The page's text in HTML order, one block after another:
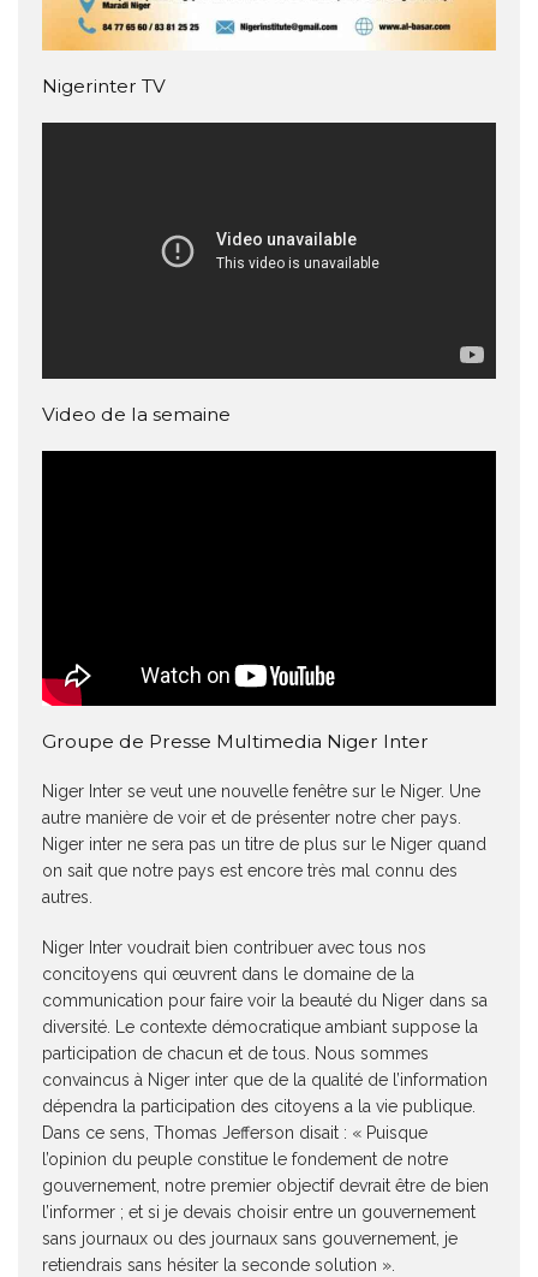
Nigerinter TV
Video de la semaine
Groupe de Presse Multimedia Niger Inter
Niger Inter se veut une nouvelle fenêtre sur le Niger. Une
autre manière de voir et de présenter notre cher pays.
Niger inter ne sera pas un titre de plus sur le Niger quand
on sait que notre pays est encore très mal connu des
autres.
Niger Inter voudrait bien contribuer avec tous nos
concitoyens qui œuvrent dans le domaine de la
communication pour faire voir la beauté du Niger dans sa
diversité. Le contexte démocratique ambiant suppose la
participation de chacun et de tous. Nous sommes
convaincus à Niger inter que de la qualité de l’information
dépendra la participation des citoyens a la vie publique.
Dans ce sens, Thomas Jefferson disait : « Puisque
l’opinion du peuple constitue le fondement de notre
gouvernement, notre premier objectif devrait être de bien
l’informer ; et si je devais choisir entre un gouvernement
sans journaux ou des journaux sans gouvernement, je
retiendrais sans hésiter la seconde solution ».